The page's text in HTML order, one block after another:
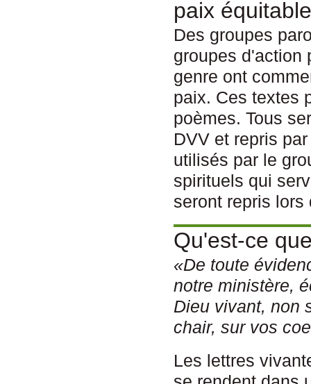
paix
Des groupes
groupes d'action
genre ont
paix. Ces textes
poèmes. Tous
DVV et repris
utilisés par le
spirituels qui
seront repris
Qu'est-ce
«De toute
notre ministère,
Dieu vivant, non
chair, sur vos
Les lettres